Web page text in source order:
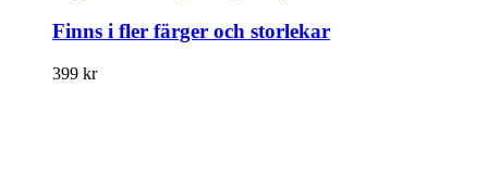
Finns i fler färger och storlekar
399 kr